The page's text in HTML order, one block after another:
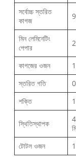
সর্বোচ্চ স্তরিত
কাগজ
মিন লেমিনেটিং
পেপার
কাগজের ওজন
স্তরিত গতি
শক্তি
স্থিতিস্থাপক
টোটল ওজন